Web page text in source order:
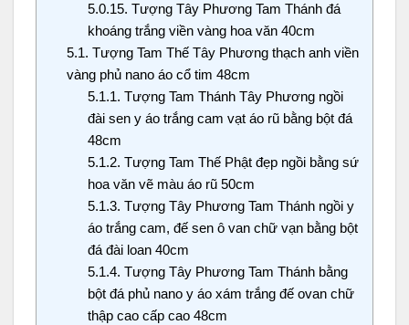
5.0.15. Tượng Tây Phương Tam Thánh đá
khoáng trắng viền vàng hoa văn 40cm
5.1. Tượng Tam Thế Tây Phương thạch anh viền
vàng phủ nano áo cổ tim 48cm
5.1.1. Tượng Tam Thánh Tây Phương ngồi
đài sen y áo trắng cam vạt áo rũ bằng bột đá
48cm
5.1.2. Tượng Tam Thế Phật đẹp ngồi bằng sứ
hoa văn vẽ màu áo rũ 50cm
5.1.3. Tượng Tây Phương Tam Thánh ngồi y
áo trắng cam, đế sen ô van chữ vạn bằng bột
đá đài loan 40cm
5.1.4. Tượng Tây Phương Tam Thánh bằng
bột đá phủ nano y áo xám trắng đế ovan chữ
thập cao cấp cao 48cm